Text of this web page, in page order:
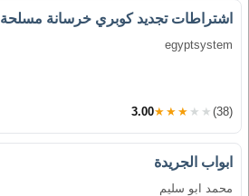
اشتراطات تجديد كوبري خرسانة مسلحة
egyptsystem
3.00★★★★★ (38)
ابواب الجريدة
محمد ابو سليم